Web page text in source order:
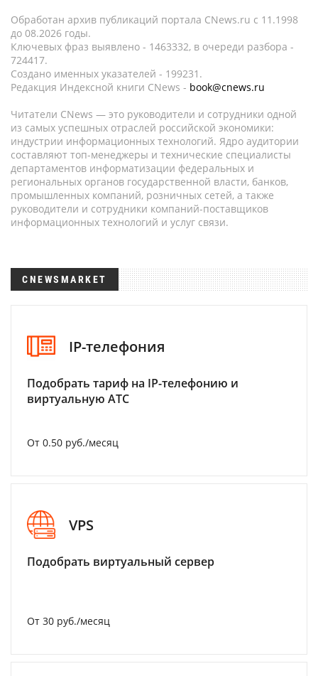
Обработан архив публикаций портала CNews.ru c 11.1998
до 08.2026 годы.
Ключевых фраз выявлено - 1463332, в очереди разбора -
724417.
Создано именных указателей - 199231.
Редакция Индексной книги CNews - book@cnews.ru
Читатели CNews — это руководители и сотрудники одной
из самых успешных отраслей российской экономики:
индустрии информационных технологий. Ядро аудитории
составляют топ-менеджеры и технические специалисты
департаментов информатизации федеральных и
региональных органов государственной власти, банков,
промышленных компаний, розничных сетей, а также
руководители и сотрудники компаний-поставщиков
информационных технологий и услуг связи.
CNEWSMARKET
IP-телефония
Подобрать тариф на IP-телефонию и
виртуальную АТС
От 0.50 руб./месяц
VPS
Подобрать виртуальный сервер
От 30 руб./месяц